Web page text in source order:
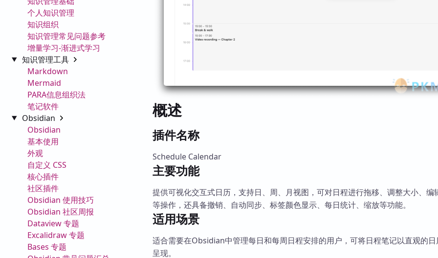
个人知识管理
知识组织
知识管理常见问题参考
增量学习-渐进式学习
知识管理工具
Markdown
Mermaid
PARA信息组织法
笔记软件
Obsidian
Obsidian
基本使用
外观
自定义 CSS
核心插件
社区插件
Obsidian 使用技巧
Obsidian 社区周报
Dataview 专题
Excalidraw 专题
Bases 专题
概述
插件名称
Schedule Calendar
主要功能
提供可视化交互式日历，支持日、周、月视图，可对日程进行拖移、调整大小、编
等操作，还具备撤销、自动同步、标签颜色显示、每日统计、缩放等功能。
适用场景
适合需要在Obsidian中管理每日和每周日程安排的用户，可将日程笔记以直观的
呈现。